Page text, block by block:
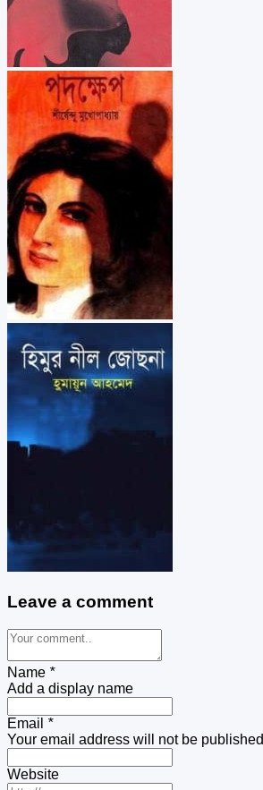
Leave a comment
Name *
Add a display name
Email *
Your email address will not be published
Website